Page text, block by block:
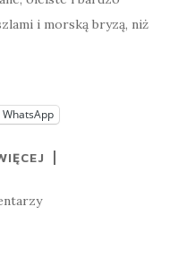
i morską bryzą, niż
WhatsApp